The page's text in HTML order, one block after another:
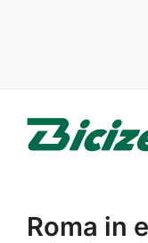
Roma in